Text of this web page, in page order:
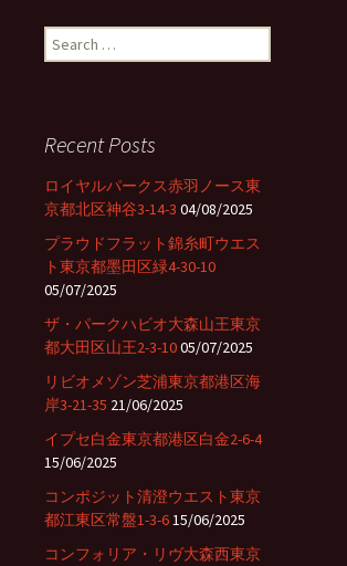
navigation
e
h
f
o
:
Recent Posts
ロイヤルパークス赤羽ノース東
京都北区神谷3-14-3 04/08/2025
プラウドフラット錦糸町ウエス
ト東京都墨田区緑4-30-10
05/07/2025
ザ・パークハビオ大森山王東京
都大田区山王2-3-1005/07/2025
リビオメゾン芝浦東京都港区海
岸3-21-35 21/06/2025
イプセ白金東京都港区白金2-6-4
15/06/2025
コンポジット清澄ウエスト東京
都江東区常盤1-3-615/06/2025
コンフォリア・リヴ大森西東京